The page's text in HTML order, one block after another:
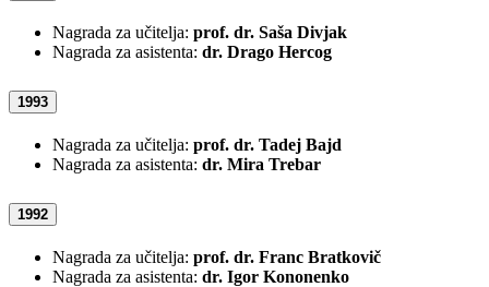
Nagrada za učitelja: prof. dr. Saša Divjak
Nagrada za asistenta: dr. Drago Hercog
1993
Nagrada za učitelja: prof. dr. Tadej Bajd
Nagrada za asistenta: dr. Mira Trebar
1992
Nagrada za učitelja: prof. dr. Franc Bratkovič
Nagrada za asistenta: dr. Igor Kononenko